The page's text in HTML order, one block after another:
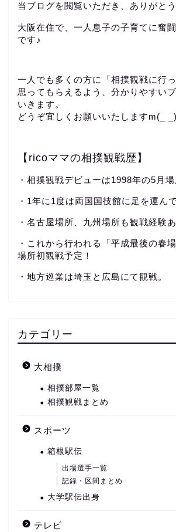
当ブログを閲覧いただき、ありがと
大阪在住で、一人息子の子育てに奮
です♪
一人でも多くの方に「相撲観戦に行
思ってもらえるよう、分かりやすい
いきます。
どうぞ宜しくお願いいたしますm(_
【ricoママの相撲観戦歴】
・相撲観戦デビューは1998年の5月場
・1年に1度は両国国技館に足を運ん
・名古屋場所、九州場所も観戦経験あ
・これから行われる「平成最後の春
場所初観戦予定！
・地方巡業は埼玉と広島にて観戦。
カテゴリー
大相撲
相撲部屋一覧
相撲観戦まとめ
スポーツ
箱根駅伝
出場選手一覧
記録・区間まとめ
大学駅伝出身
テレビ